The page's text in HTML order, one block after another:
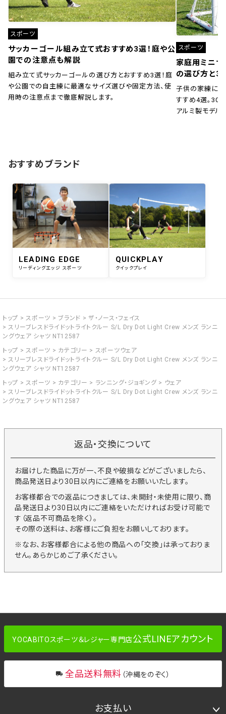
スポーツ
サッカーゴール組み立て式おすすめ3選！庭や公
園での注意点も解説
組み立て式サッカーゴールの選び方とおすすめ3選！庭
や公園での自主練に最適なサイズ選びや固定方法、使
用時の注意点まで徹底解説します。
スポーツ
家庭用ミニサ
の選び方と
子供の家練に！
すすめ4選。30
アルミ製モデル
おすすめブランド
LEADING EDGE
リーディングエッジ スポーツ
QUICKPLAY
クイックプレイ
トップ スポーツ ブランド
ザ・ノース・フェイス
スリーブレスドライドットライトクルー S/L Dry Dot Light Crew メンズ ランニ
ングウェア シャツ NT12587
トップ
スポーツ カテゴリー
スポーツウェア
スリーブレスドライドットライトクルー S/L Dry Dot Light Crew メンズ ランニ
ングウェア シャツ NT12587
トップ
スポーツ カテゴリー ランニング・ジョギング
ウェア
スリーブレスドライドットライトクルー S/L Dry Dot Light Crew メンズ ランニ
ングウェア シャツ NT12587
返品・交換について
お届けした商品に万が一、不良や破損などがございましたら、
商品発送日より30日以内にご連絡をお願いいたします。
お客様都合での返品につきましては、未開封・未使用に限り、商
品発送日より30日以内にご連絡をいただければお受け可能で
す（返品不可商品を除く）。
その際の送料は、お客様にご負担をお願いしております。
※なお、お客様都合による他の商品への「交換」は承っておりま
せん。あらかじめご了承ください。
YOCABITOスポーツ＆レジャー専門店公式LINEアカウント
全品送料無料 （沖縄をのぞく）
お支払い